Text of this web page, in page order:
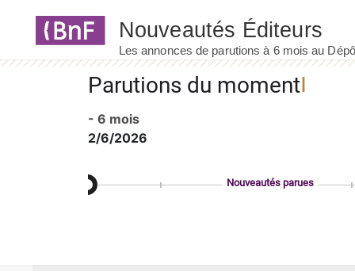
Parutions du moment
- 6 mois
2/6/2026
Nouveautés parues